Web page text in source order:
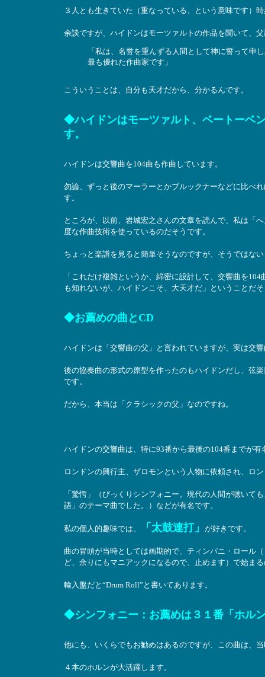
３人とも生きていた（重なっている、という意味です）
余談ですが、ハイドンはモーツァルトの作品を聞いて、
「私は、名誉を重んずる人間として神に誓って申
最も優れた作曲家です」
こういうことは、自分も天才だから、分かるんです。
◆ハイドンはモーツァルト、ベートーベ
す。
ハイドンは交響曲を104曲も作曲しています。
勿論、ずっと後のマーラーとかブルックナーなどに比べ
す。
ところが、以前、岩城宏之さんの文章を読んで、私は「
度な作曲技術を使っているのだそうです。
ちょっと楽譜を見ると簡単そうなのですが、そうではな
「これだけ複雑というか、綿密に設計して、交響曲を
も知れないが、ハイドンこそ、大天才だ」ということだ
◆お薦めの曲とCD
ハイドンは「交響曲の父」と言われていますが、実は交
後の協奏曲の形式の原型を作ったのもハイドンだし、弦
です。
だから、本当は「クラシックの父」なのですね。
ハイドンの交響曲は、特に93番から最後の104番までが
ロンドンの興行主、ザロモンという人物に依頼され、ロ
「驚愕」（びっくりシンフォニー。現代の人間が聴いて
語」のテーマ曲でした。）などが有名です。
私の個人的趣味では、 「太鼓連打」 が好きです。
曲の冒頭が当時としては画期的で、ティンパニ・ロール
ど、余りにもマニアックになるので、止めます）で始ま
輸入盤だと“Drum Roll”と書いてあります。
◆シンフォニー：お薦めは３１番「ホル
他にも、いくらでもお勧めはあるのですが、この曲は、
４本のホルンが大活躍します。